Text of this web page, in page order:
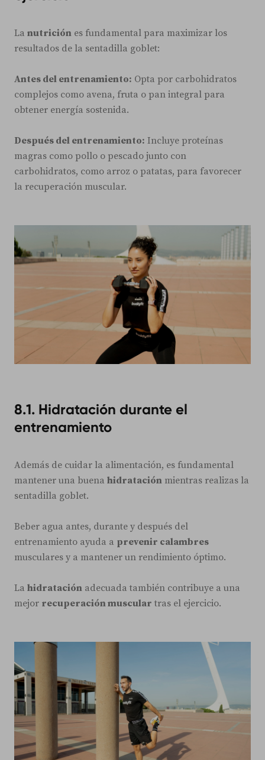
La nutrición es fundamental para maximizar los
resultados de la sentadilla goblet:
Antes del entrenamiento: Opta por carbohidratos
complejos como avena, fruta o pan integral para
obtener energía sostenida.
Después del entrenamiento: Incluye proteínas
magras como pollo o pescado junto con
carbohidratos, como arroz o patatas, para favorecer
la recuperación muscular.
8.1. Hidratación durante el
entrenamiento
Además de cuidar la alimentación, es fundamental
mantener una buena hidratación mientras realizas la
sentadilla goblet.
Beber agua antes, durante y después del
entrenamiento ayuda a prevenir calambres
musculares y a mantener un rendimiento óptimo.
La hidratación adecuada también contribuye a una
mejor recuperación muscular tras el ejercicio.